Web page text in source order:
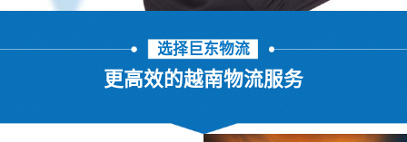
选择巨东物流
更高效的越南物流服务